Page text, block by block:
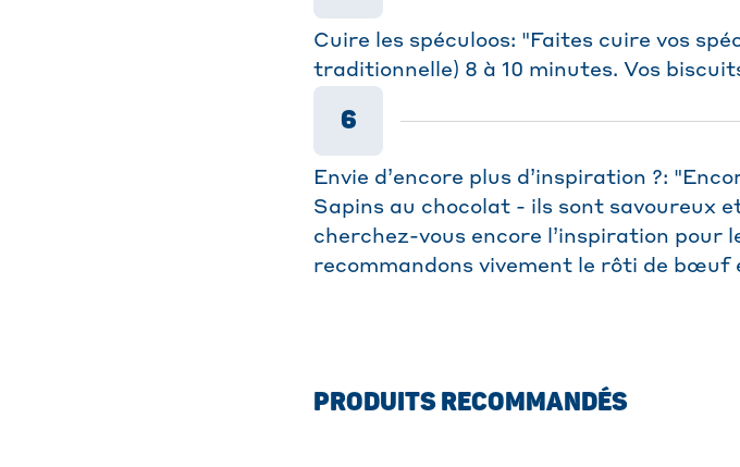
Cuire les spéculoos: "Faites cuire vos
traditionnelle) 8 à 10 minutes. Vos
6
Envie d’encore plus d’inspiration ?:
Sapins au chocolat - ils sont savoureux
cherchez-vous encore l’inspiration pour
recommandons vivement le rôti de bœuf
PRODUITS RECOMMANDÉS